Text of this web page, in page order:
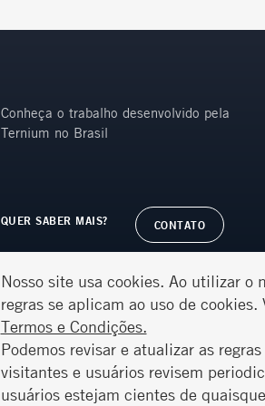
Conheça o trabalho desenvolvido pela
Ternium no Brasil
QUER SABER MAIS? CONTATO
Nosso site usa cookies. Ao utilizar o
regras se aplicam ao uso de
Termos e Condições.
Podemos revisar e atualizar as
visitantes e usuários revisem
usuários estejam cientes de